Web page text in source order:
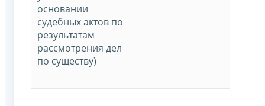
основании
судебных актов по
результатам
рассмотрения дел
по существу)